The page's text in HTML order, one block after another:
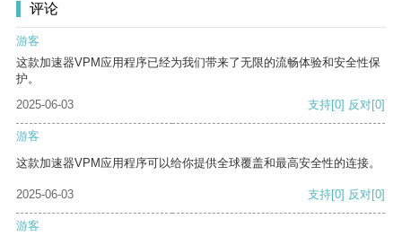
评论
游客
这款加速器VPM应用程序已经为我们带来了无限的流畅体验和安全性保
护。
2025-06-03
支持[0] 反对[0]
游客
这款加速器VPM应用程序可以给你提供全球覆盖和最高安全性的连接。
2025-06-03 支持[0] 反对[0]
游客